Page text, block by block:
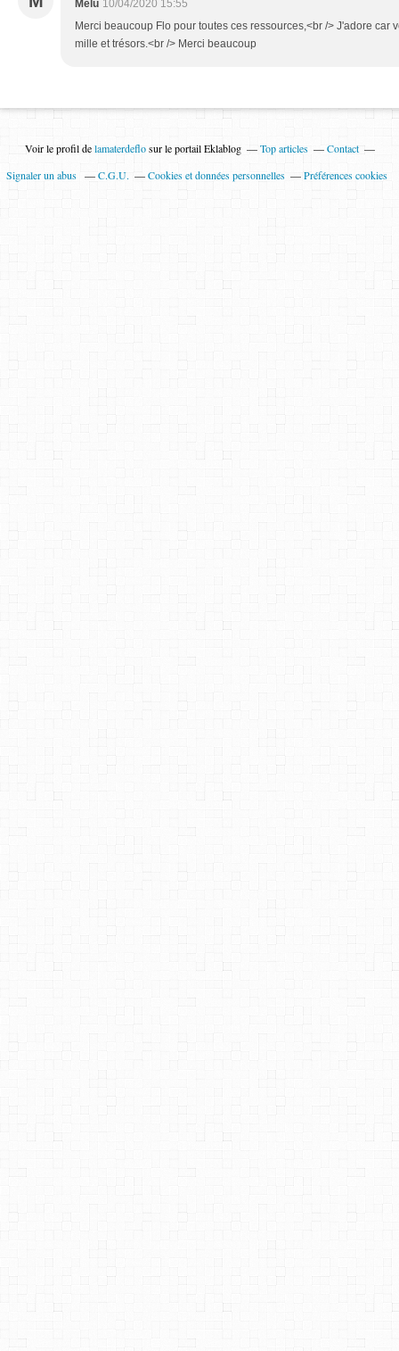
Melu 10/04/2020 15:55
Merci beaucoup Flo pour toutes ces ressources,<br /> J'adore car
mille et trésors.<br /> Merci beaucoup
Voir le profil delamaterdeflosur le portail Eklablog Top articles
Contact
Signaler un abus
C.G.U. Cookies et données personnelles Préférences cookies